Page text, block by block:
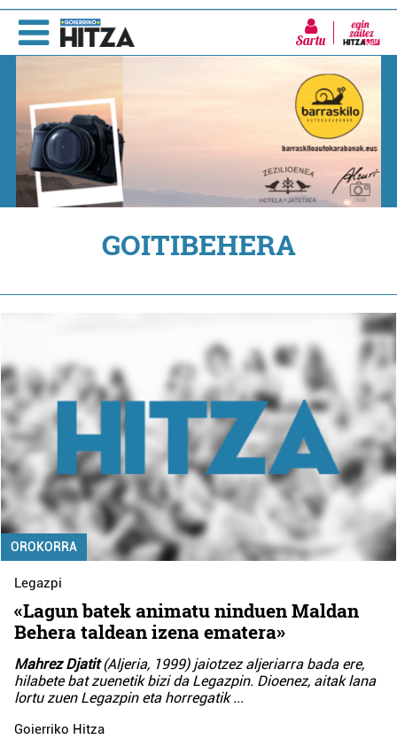
Sartu
GOITIBEHERA
OROKORRA
Legazpi
«Lagun batek animatu ninduen Maldan
Behera taldean izena ematera»
Mahrez Djatit(Aljeria, 1999) jaiotzez aljeriarra bada ere,
hilabete bat zuenetik bizi da Legazpin. Dioenez, aitak lana
lortu zuen Legazpin eta horregatik...
Goierriko Hitza